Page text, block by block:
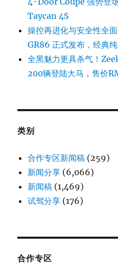
Taycan 4S
操控再进化与安全性全
GR86 正式发布，经典
全黑魅力更具杀气！
200辆登陆大马，售价
类别
合作专区新闻稿 (259)
新闻分享 (6,066)
新闻稿 (1,469)
试驾分享 (176)
合作专区